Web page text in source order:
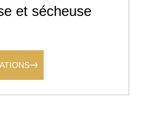
et sécheuse